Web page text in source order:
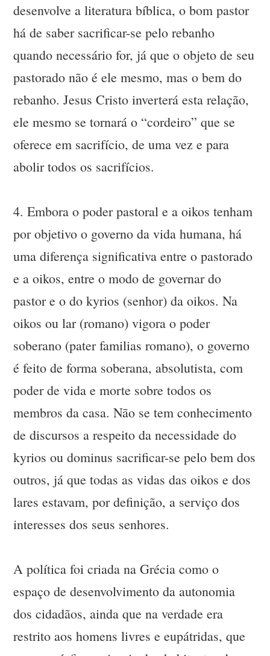
desenvolve a literatura bíblica, o bom pastor
há de saber sacrificar-se pelo rebanho
quando necessário for, já que o objeto de seu
pastorado não é ele mesmo, mas o bem do
rebanho. Jesus Cristo inverterá esta relação,
ele mesmo se tornará o “cordeiro” que se
oferece em sacrifício, de uma vez e para
abolir todos os sacrifícios.
4. Embora o poder pastoral e a oikos tenham
por objetivo o governo da vida humana, há
uma diferença significativa entre o pastorado
e a oikos, entre o modo de governar do
pastor e o do kyrios (senhor) da oikos. Na
oikos ou lar (romano) vigora o poder
soberano (pater familias romano), o governo
é feito de forma soberana, absolutista, com
poder de vida e morte sobre todos os
membros da casa. Não se tem conhecimento
de discursos a respeito da necessidade do
kyrios ou dominus sacrificar-se pelo bem dos
outros, já que todas as vidas das oikos e dos
lares estavam, por definição, a serviço dos
interesses dos seus senhores.
A política foi criada na Grécia como o
espaço de desenvolvimento da autonomia
dos cidadãos, ainda que na verdade era
restrito aos homens livres e eupátridas, que